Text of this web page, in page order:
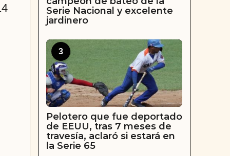
Serie Nacional y excelente
jardinero
3
Pelotero que fue deportado
de EEUU, tras 7 meses de
travesía, aclaró si estará en
la Serie 65